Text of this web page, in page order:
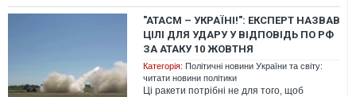
"ATACM – УКРАЇНІ!": ЕКСПЕРТ НАЗВАВ
ЦІЛІ ДЛЯ УДАРУ У ВІДПОВІДЬ ПО РФ
ЗА АТАКУ 10 ЖОВТНЯ
Категорія: Політичні новини України та світу:
читати новини політики
Ці ракети потрібні не для того, щоб